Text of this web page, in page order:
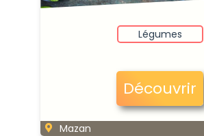
Légumes
Découvrir
Mazan